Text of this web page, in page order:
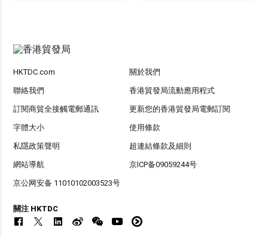
HKTDC.com 關於我們
聯絡我們 香港貿發局流動應用程式
訂閱商貿全接觸電郵通訊 更新您的香港貿發局電郵訂閱
字體大小 使用條款
私隱政策聲明 超連結條款及細則
網站導航 京ICP备09059244号
京公网安备 11010102003523号
關注 HKTDC